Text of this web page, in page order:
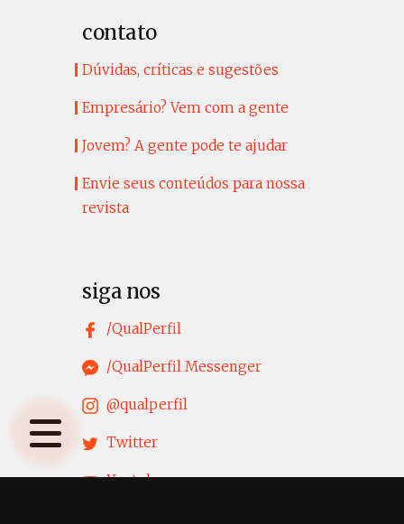
contato
Dúvidas, críticas e sugestões
Empresário? Vem com a gente
Jovem? A gente pode te ajudar
Envie seus conteúdos para nossa
revista
siga nos
/QualPerfil
/QualPerfil Messenger
@qualperfil
Twitter
Youtube